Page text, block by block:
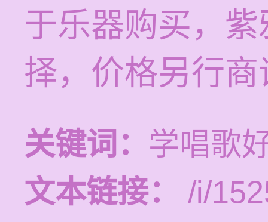
于乐器购买，
择，价格另行商
关键词： 学唱歌
文本链接：
/i/